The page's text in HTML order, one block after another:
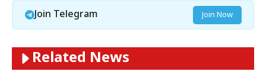
Join Telegram Join Now
Related News